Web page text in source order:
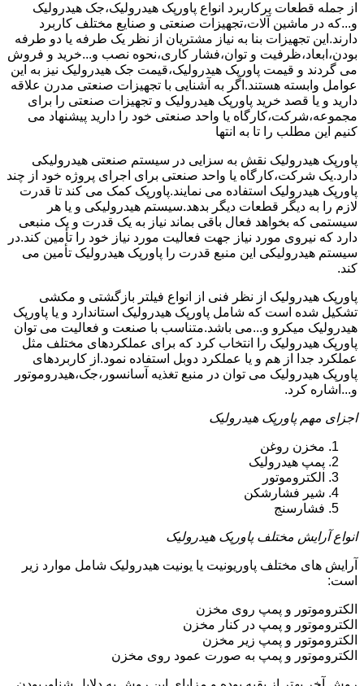
از جمله قطعات پرکاربرد انواع پاورپک هیدرولیک،جک هیدرولیک
و...که در ماشین آلات،تجهیزات صنعتی و صنایع مختلف کاربرد
دارند.این تجهیزات بنا به نیاز مشتریان از نظر یک طرفه یا دو طرفه
بودن،ابعاد،ظرفیت و توان،فشار کاری،نحوه نصب و...خرید و فروش
می گردند و قیمت پاورپک هیدرولیک،قیمت جک هیدرولیک نیز به این
عوامل وابسته هستند.اگر به آشنایی با تجهیزات صنعتی مدرن علاقه
دارید و یا قصد خرید پاورپک هیدرولیک و تجهیزات صنعتی را برای
مجموعه،شرکت،کارگاه یا واحد صنعتی خود را دارید پیشنهاد می
کنیم این مطلب را تا به انتها
پاورپک هیدرولیک نقش به سزایی در سیستم صنعتی هیدرولیکی
دارد.یک شرکت،کارگاه یا واحد صنعتی برای اجرای پروژه خود از چند
پاورپک هیدرولیک استفاده می نمایند.پاورپک کمک می کند تا قدرت
لازم را به دیگر قطعات دیگر بدهد.سیستم هیدرولیکی و یا هر
سیستمی که بخواهد فعال باقی بماند نیاز به یک قدرت و یک منبعی
دارد که نیروی مورد نیاز جهت فعالیت مورد نیاز خود را تأمین کند.در
سیستم هیدرولیکی این منبع قدرت را پاورپک هیدرولیک تأمین می
کند.
پاورپک هیدرولیک از نظر فنی از انواع فیلتر بازگشتی و مکشی
تشکیل شده است که شامل پاورپک هیدرولیک استاندارد و یا پاورپک
هیدرولیک میکرو و...می باشد.متناسب با صنعت و فعالیت می توان
پاورپک هیدرولیک را انتخاب کرد که برای عملکردهای مختلف مثل
عملکرد جدا از هم و یا عملکرد دوبل استفاده نمود.از کاربردهای
پاورپک هیدرولیک می توان در منبع تغذیه آسانسور،جک،هیدروموتور
و...اشاره کرد.
اجزای مهم پاورپک هیدرولیک
مخزن روغن
پمپ هیدرولیک
الکتروموتور
شیر فشارشکن
فشارسنج
انواع آرایش مختلف پاورپک هیدرولیک
آرایش های مختلف پاوریونیت یا یونیت هیدرولیک شامل موارد زیر
است:
الکتروموتور و پمپ روی مخزن
الکتروموتور و پمپ در کنار مخزن
الکتروموتور و پمپ زیر مخزن
الکتروموتور و پمپ به صورت عمود روی مخزن